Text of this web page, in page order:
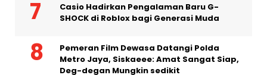
Casio Hadirkan Pengalaman Baru G-
SHOCK di Roblox bagi Generasi Muda
Pemeran Film Dewasa Datangi Polda
Metro Jaya, Siskaeee: Amat Sangat Siap,
Deg-degan Mungkin sedikit